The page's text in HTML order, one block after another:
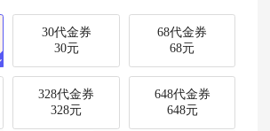
30代金券
30元
68代金券
68元
328代金券
328元
648代金券
648元